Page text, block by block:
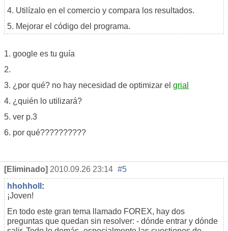
4. Utilízalo en el comercio y compara los resultados.
5. Mejorar el código del programa.
1. google es tu guía
2.
3. ¿por qué? no hay necesidad de optimizar el grial
4. ¿quién lo utilizará?
5. ver p.3
6. por qué??????????
[Eliminado] 2010.09.26 23:14 #5
hhohholl :
¡Joven!
En todo este gran tema llamado FOREX, hay dos
preguntas que quedan sin resolver: - dónde entrar y dónde